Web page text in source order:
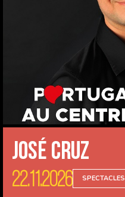
José Cruz
22.11.2026 SPECTACLES